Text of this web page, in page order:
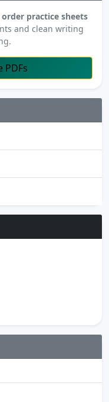
practice sheets
and clean writing
PDFs